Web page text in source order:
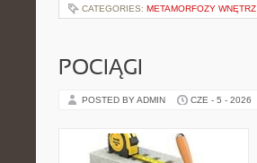
CATEGORIES: METAMORFOZY WNĘTRZ
POCIĄGI
POSTED BY ADMIN CZE - 5 - 2026